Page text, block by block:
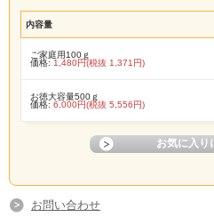
内容量
ご家庭用100ｇ
価格: 1,480円(税抜 1,371円)
お徳大容量500ｇ
価格: 6,000円(税抜 5,556円)
お問い合わせ